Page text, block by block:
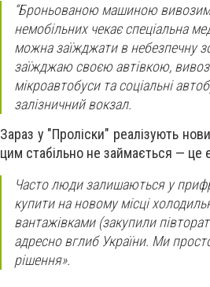
“Броньованою машиною
немобільних чекає спеціальна
можна заїжджати в небезпечну
заїжджаю своєю автівкою,
мікроавтобуси та соціальні
залізничний вокзал.
Зараз у "Проліски" реалізують
цим стабільно не займається — це
Часто люди залишаються у
купити на новому місці
вантажівками (закупили
адресно вглиб України. Ми
рішення».